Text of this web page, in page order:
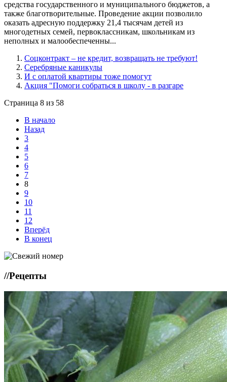
средства государственного и муниципального бюджетов, а
также благотворительные. Проведение акции позволило
оказать адресную поддержку 21,4 тысячам детей из
многодетных семей, первоклассникам, школьникам из
неполных и малообеспеченны...
Соцконтракт – не кредит, возвращать не требуют!
Серебряные каникулы
И с оплатой квартиры тоже помогут
Акция "Помоги собраться в школу - в разгаре
Страница 8 из 58
В начало
Назад
3
4
5
6
7
8
9
10
11
12
Вперёд
В конец
//Рецепты